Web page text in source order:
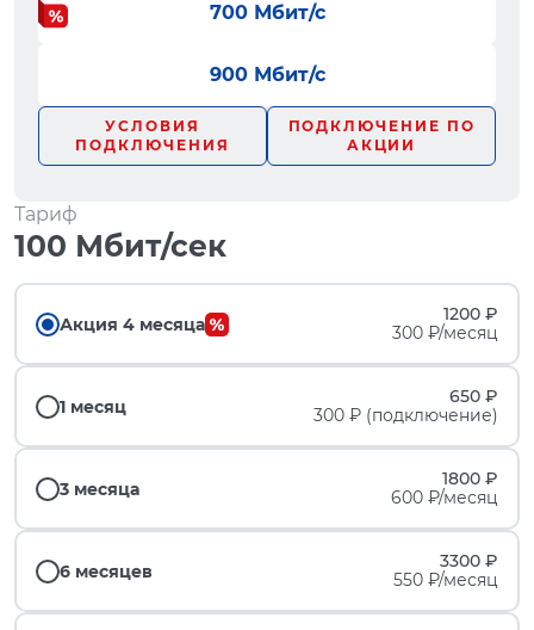
700 Мбит/с
900 Мбит/с
УСЛОВИЯ
ПОДКЛЮЧЕНИЯ
ПОДКЛЮЧЕНИЕ ПО
АКЦИИ
Тариф
100 Мбит/сек
Акция 4 месяца
1200 ₽
300 ₽/месяц
1 месяц
650 ₽
300 ₽ (подключение)
3 месяца
1800 ₽
600 ₽/месяц
6 месяцев
3300 ₽
550 ₽/месяц